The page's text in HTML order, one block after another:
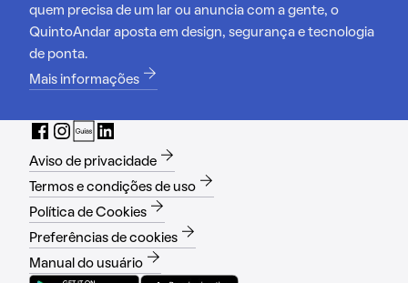
quem precisa de um lar ou anuncia com a gente, o
QuintoAndar aposta em design, segurança e tecnologia
de ponta.
Mais informações
Aviso de privacidade
Termos e condições de uso
Política de Cookies
Preferências de cookies
Manual do usuário